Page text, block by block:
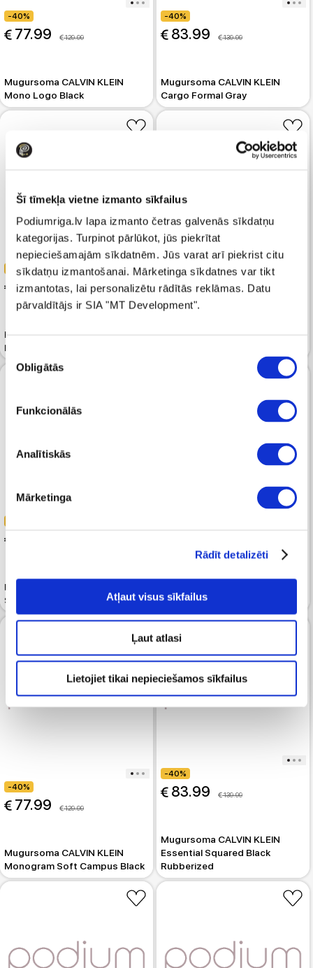
Šī tīmekļa vietne izmanto sīkfailus
Podiumriga.lv lapa izmanto četras galvenās sīkdatņu
kategorijas. Turpinot pārlūkot, jūs piekrītat
nepieciešamajām sīkdatnēm. Jūs varat arī piekrist citu
sīkdatņu izmantošanai. Mārketinga sīkdatnes var tikt
izmantotas, lai personalizētu rādītās reklāmas. Datu
pārvaldītājs ir SIA "MT Development".
Piekrišanas
izvēle
Obligātās
Funkcionālās
Analītiskās
Mārketinga
Rādīt detalizēti
Atļaut visus sīkfailus
Ļaut atlasi
Lietojiet tikai nepieciešamos sīkfailus
-40%
77.99 129.99
Mugursoma CALVIN KLEIN
Mono Logo Black
-40%
83.99 139.99
Mugursoma CALVIN KLEIN
Cargo Formal Gray
-40%
83.99 139.99
Mugursoma CALVIN KLEIN
Must Round Black
-40%
83.99 139.99
Mugursoma CALVIN KLEIN
Sleek 2G Round Black
Refined Squared Black
-40%
77.99 129.99
Mugursoma CALVIN KLEIN
Monogram Soft Campus Black
-40%
83.99 139.99
Mugursoma CALVIN KLEIN
Essential Squared Black
Rubberized